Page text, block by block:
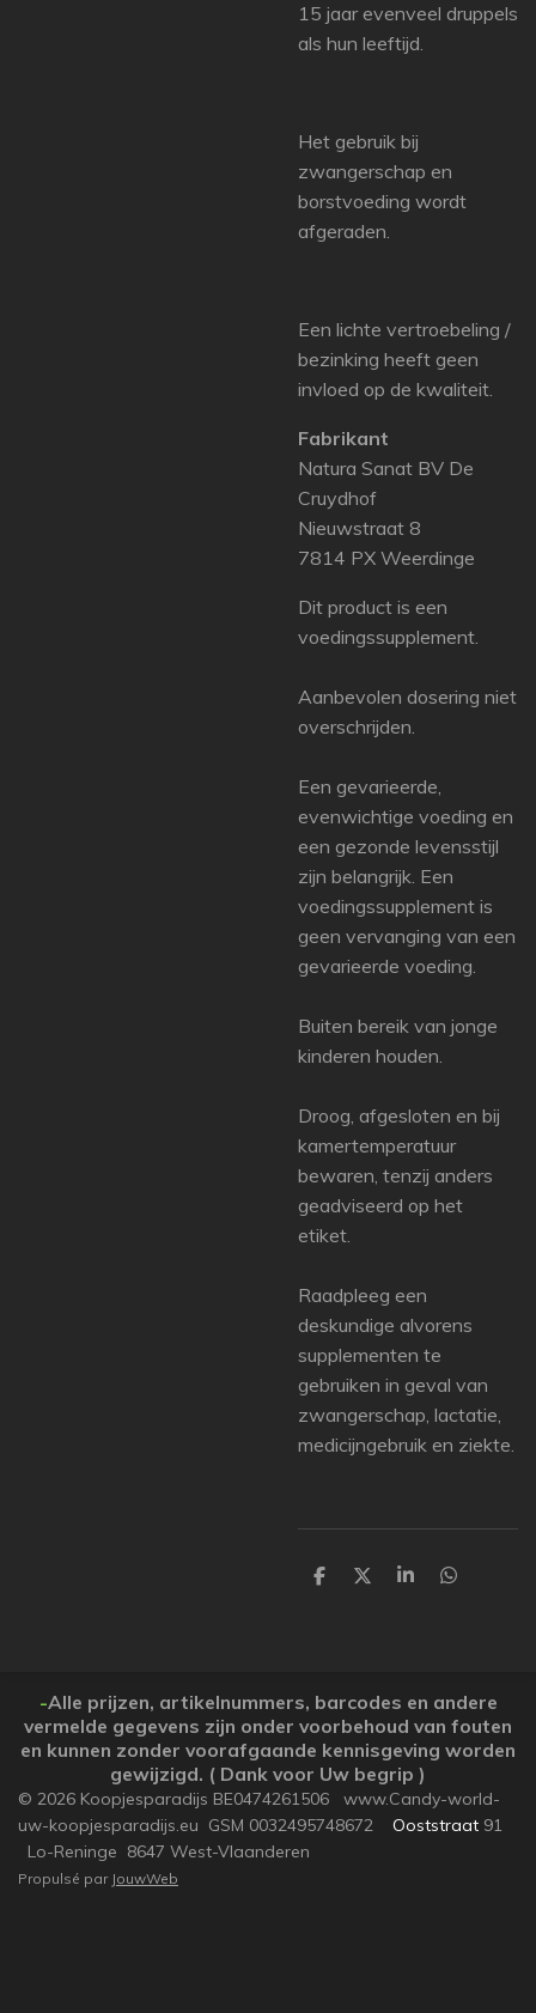
15 jaar evenveel druppels
als hun leeftijd.
Het gebruik bij
zwangerschap en
borstvoeding wordt
afgeraden.
Een lichte vertroebeling /
bezinking heeft geen
invloed op de kwaliteit.
Fabrikant
Natura Sanat BV De
Cruydhof
Nieuwstraat 8
7814 PX Weerdinge
Dit product is een
voedingssupplement.
Aanbevolen dosering niet
overschrijden.
Een gevarieerde,
evenwichtige voeding en
een gezonde levensstijl
zijn belangrijk. Een
voedingssupplement is
geen vervanging van een
gevarieerde voeding.
Buiten bereik van jonge
kinderen houden.
Droog, afgesloten en bij
kamertemperatuur
bewaren, tenzij anders
geadviseerd op het
etiket.
Raadpleeg een
deskundige alvorens
supplementen te
gebruiken in geval van
zwangerschap, lactatie,
medicijngebruik en ziekte.
P
e
P
e
r
P
e
r
P
e
-Alle prijzen, artikelnummers, barcodes en andere
vermelde gegevens zijn onder voorbehoud van fouten
en kunnen zonder voorafgaande kennisgeving worden
gewijzigd. ( Dank voor Uw begrip )
© 2026 Koopjesparadijs BE0474261506 www.Candy-world-
uw-koopjesparadijs.eu GSM 0032495748672 Ooststraat 91
Lo-Reninge 8647 West-Vlaanderen
Propulsé par JouwWeb